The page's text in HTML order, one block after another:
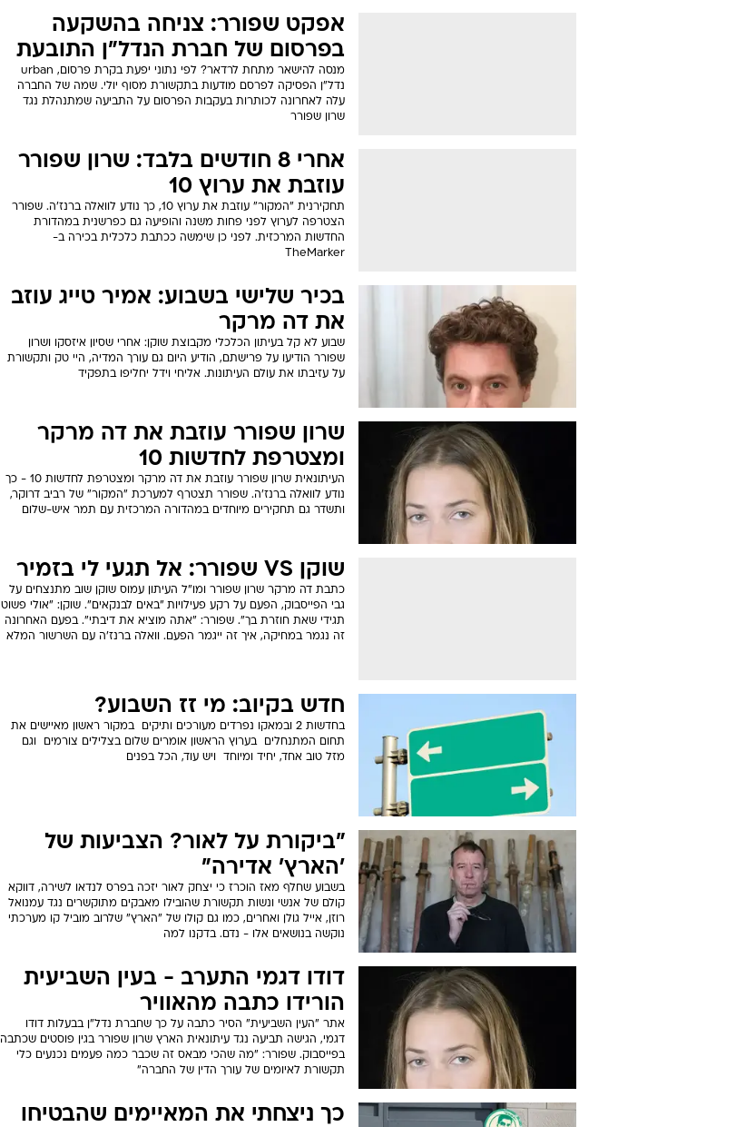
אפקט שפורר: צניחה בהשקעה
בפרסום של חברת הנדל"ן התובעת
מנסה להישאר מתחת לרדאר? לפי נתוני יפעת בקרת פרסום, urban
נדל"ן הפסיקה לפרסם מודעות בתקשורת מסוף יולי. שמה של החברה
עלה לאחרונה לכותרות בעקבות הפרסום על התביעה שמתנהלת נגד
שרון שפורר
אחרי 8 חודשים בלבד: שרון שפורר
עוזבת את ערוץ 10
תחקירנית "המקור" עוזבת את ערוץ 10, כך נודע לוואלה ברנז'ה. שפורר
הצטרפה לערוץ לפני פחות משנה והופיעה גם כפרשנית במהדורת
החדשות המרכזית. לפני כן שימשה ככתבת כלכלית בכירה ב-
TheMarker
בכיר שלישי בשבוע: אמיר טייג עוזב
את דה מרקר
שבוע לא קל בעיתון הכלכלי מקבוצת שוקן: אחרי שסיון איזסקו ושרון
שפורר הודיעו על פרישתם, הודיע היום גם עורך המדיה, היי טק ותקשורת
על עזיבתו את עולם העיתונות. אליחי וידל יחליפו בתפקיד
שרון שפורר עוזבת את דה מרקר
ומצטרפת לחדשות 10
העיתונאית שרון שפורר עוזבת את דה מרקר ומצטרפת לחדשות 10 - כך
נודע לוואלה ברנז'ה. שפורר תצטרף למערכת "המקור" של רביב דרוקר,
ותשדר גם תחקירים מיוחדים במהדורה המרכזית עם תמר איש-שלום
שוקן VS שפורר: אל תגעי לי בזמיר
כתבת דה מרקר שרון שפורר ומו"ל העיתון עמוס שוקן שוב מתנצחים על
גבי הפייסבוק, הפעם על רקע פעילויות "באים לבנקאים". שוקן: "אולי פשוט
תגידי שאת חוזרת בך". שפורר: "אתה מוציא את דיבתי". בפעם האחרונה
זה נגמר במחיקה, איך זה ייגמר הפעם. וואלה ברנז'ה עם השרשור המלא
חדש בקיוב: מי זז השבוע?
בחדשות 2 ובמאקו נפרדים מעורכים ותיקים  במקור ראשון מאיישים את
תחום המתנחלים  בערוץ הראשון אומרים שלום בצלילים צורמים  וגם
מזל טוב אחד, יחיד ומיוחד  ויש עוד, הכל בפנים
"ביקורת על לאור? הצביעות של
'הארץ' אדירה"
בשבוע שחלף מאז הוכרז כי יצחק לאור יזכה בפרס לנדאו לשירה, דווקא
קולם של אנשי ונשות תקשורת שהובילו מאבקים מתוקשרים נגד עמנואל
רוזן, אייל גולן ואחרים, כמו גם קולו של "הארץ" שלרוב מוביל קו מערכתי
נוקשה בנושאים אלו - נדם. בדקנו למה
דודו דגמי התערב - בעין השביעית
הורידו כתבה מהאוויר
אתר "העין השביעית" הסיר כתבה על כך שחברת נדל"ן בבעלות דודו
דגמי, הגישה תביעה נגד עיתונאית הארץ שרון שפורר בגין פוסטים שכתבה
בפייסבוק. שפורר: "מה שהכי מבאס זה שכבר כמה פעמים נכנעים כלי
תקשורת לאיומים של עורך הדין של החברה"
כך ניצחתי את המאיימים שהבטיחו